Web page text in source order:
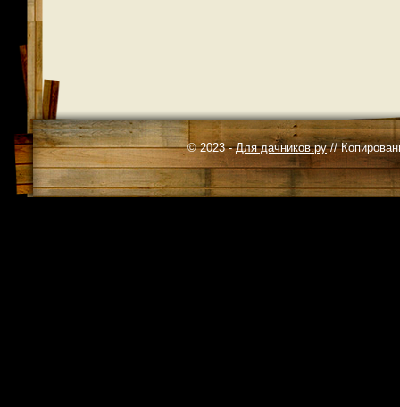
© 2023 -Для дачников.ру//